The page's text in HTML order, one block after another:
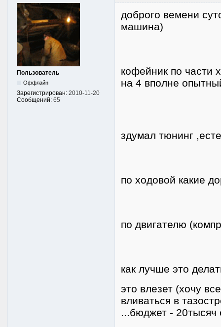
Пользователь
Оффлайн
Зарегистрирован: 2010-11-20
Сообщений: 65
доброго вемени
машина)
кофейник по части
на 4 вполне
здумал тюнинг
по ходовой какие
по двигателю
как лучше это
это влезет (хочу
вливаться в
...бюджет - 20тысяч